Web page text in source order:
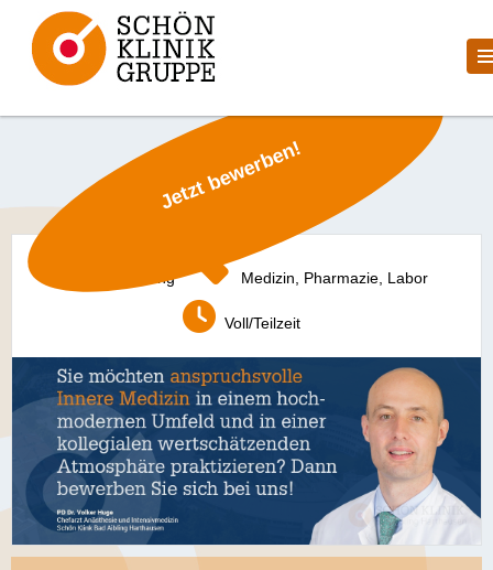
Jetzt bewerben!
Bad Aibling Medizin, Pharmazie, Labor
Voll/Teilzeit